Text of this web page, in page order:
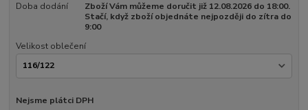
Doba dodání
Zboží Vám můžeme doručit již 12.08.2026 do 18:00.
Stačí, když zboží objednáte nejpozději do zítra do
9:00
Velikost oblečení
Nejsme plátci DPH